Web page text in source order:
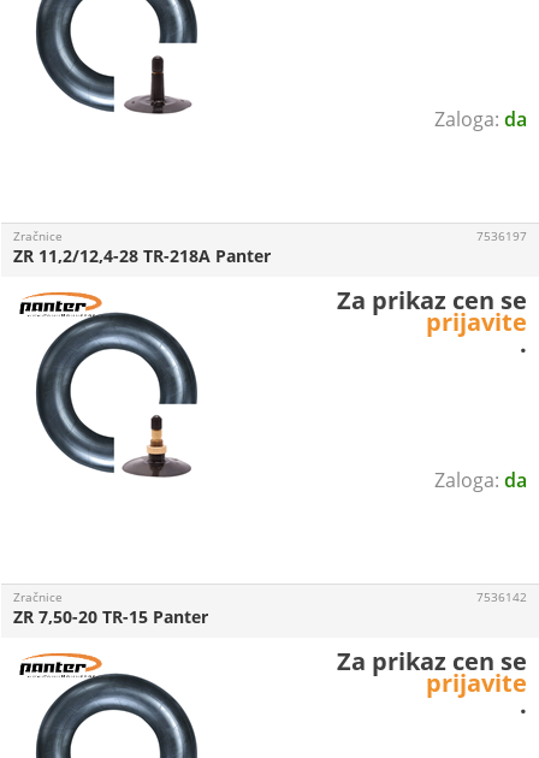
da
da
Zračnice
ZR 11,2/12,4-28 TR-218A Panter
7536197
Za prikaz cen se
prijavite
.
Zračnice
ZR 7,50-20 TR-15 Panter
7536142
Za prikaz cen se
prijavite
.